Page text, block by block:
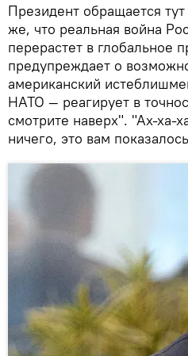
Президент обращается
же, что реальная война
перерастет в глобальное
предупреждает о
американский
НАТО — реагирует в
смотрите наверх". "Ах-ха-
ничего, это вам